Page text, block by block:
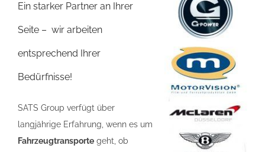
Ein starker Partner an Ihrer
Seite – wir arbeiten
entsprechend Ihrer
Bedürfnisse!
SATS Group verfügt über
langjährige Erfahrung, wenn es um
Fahrzeugtransporte geht, ob